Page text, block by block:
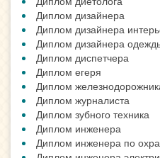
Диплом дизайнера
Диплом дизайнера
Диплом дизайнера
Диплом диспетчера
Диплом егеря
Диплом
Диплом журналиста
Диплом зубного техника
Диплом инженера
Диплом инженера по